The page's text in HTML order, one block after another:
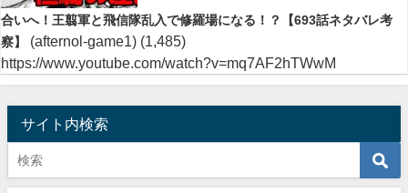
合いへ！王翦軍と飛信隊乱入で修羅場になる！？【693話ネタバレ考
察】
(afternol-game1) (1,485)
https://www.youtube.com/watch?v=mq7AF2hTWwM
サイト内検索